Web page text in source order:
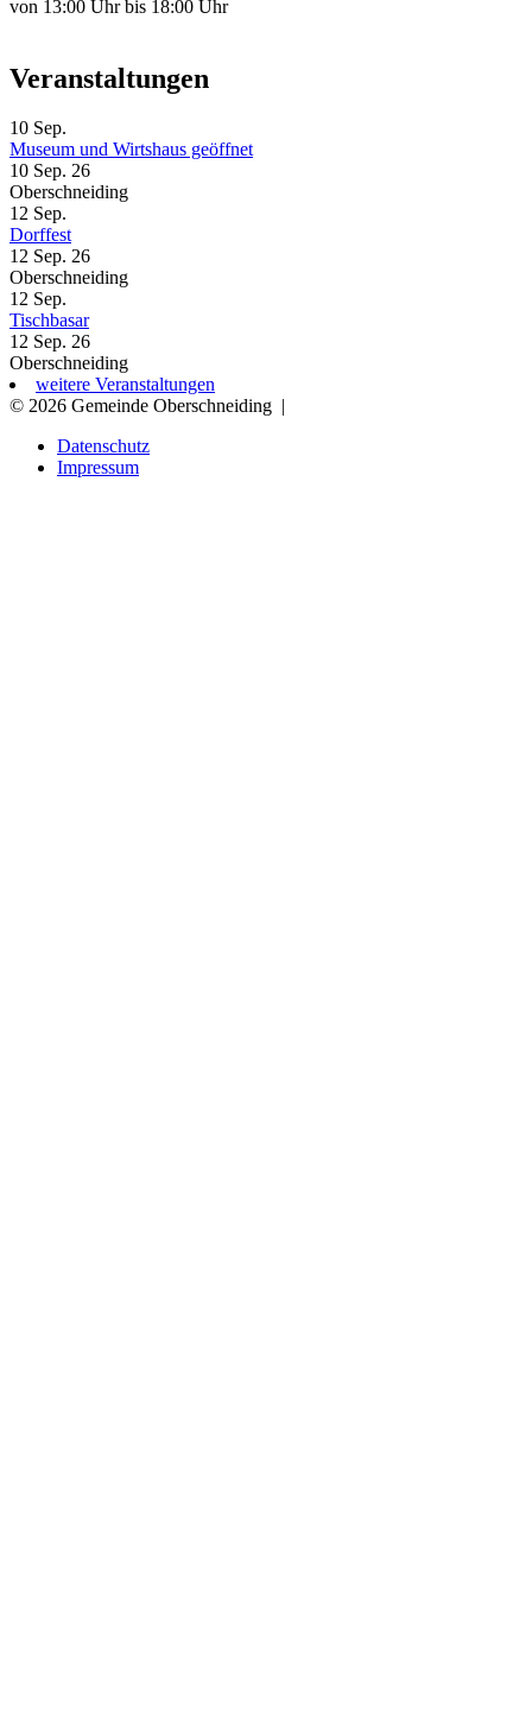
von 13:00 Uhr bis 18:00 Uhr
Veranstaltungen
10 Sep.
Museum und Wirtshaus geöffnet
10 Sep. 26
Oberschneiding
12 Sep.
Dorffest
12 Sep. 26
Oberschneiding
12 Sep.
Tischbasar
12 Sep. 26
Oberschneiding
weitere Veranstaltungen
© 2026 Gemeinde Oberschneiding |
Datenschutz
Impressum